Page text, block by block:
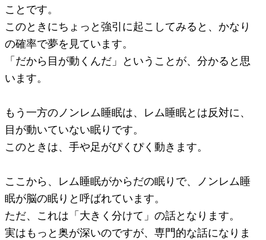
ことです。
このときにちょっと強引に起こしてみると、かなり
の確率で夢を見ています。
「だから目が動くんだ」ということが、分かると思
います。
もう一方のノンレム睡眠は、レム睡眠とは反対に、
目が動いていない眠りです。
このときは、手や足がぴくぴく動きます。
ここから、レム睡眠がからだの眠りで、ノンレム睡
眠が脳の眠りと呼ばれています。
ただ、これは「大きく分けて」の話となります。
実はもっと奥が深いのですが、専門的な話になりま